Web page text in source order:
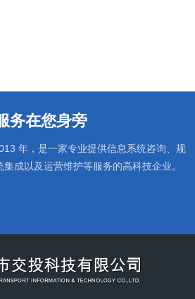
务在您身旁
年，是一家专业提供信息系统咨询、规
成以及运营维护等服务的高科技企业。